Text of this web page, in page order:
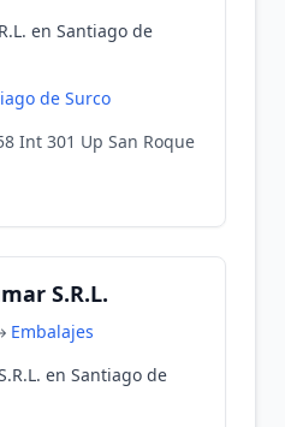
en Santiago de
de Surco
Int 301 Up San Roque
S.R.L.
Embalajes
en Santiago de